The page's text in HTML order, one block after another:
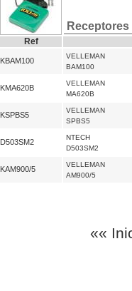
Receptores
Ref
KBAM100
VELLEMAN
BAM100
KMA620B
VELLEMAN
MA620B
KSPBS5
VELLEMAN
SPBS5
D503SM2
NTECH
D503SM2
KAM900/5
VELLEMAN
AM900/5
««